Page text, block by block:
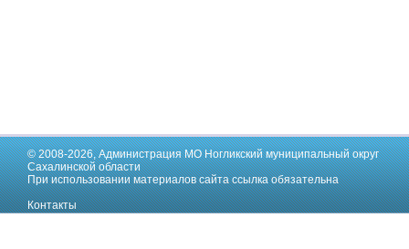
© 2008-2026,Администрация МО Ногликский муниципальный округ
Сахалинской области
При использовании материалов сайта ссылка обязательна
Контакты